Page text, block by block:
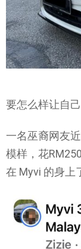
要怎么样让自
一名巫裔网友
模样，花
在 Myvi 的身上